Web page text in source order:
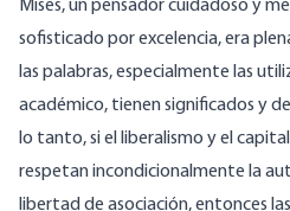
Mises, un pensador cuidadoso y
sofisticado por excelencia, era
las palabras, especialmente las
académico, tienen significados y
lo tanto, si el liberalismo y el
respetan incondicionalmente la
libertad de asociación, entonces